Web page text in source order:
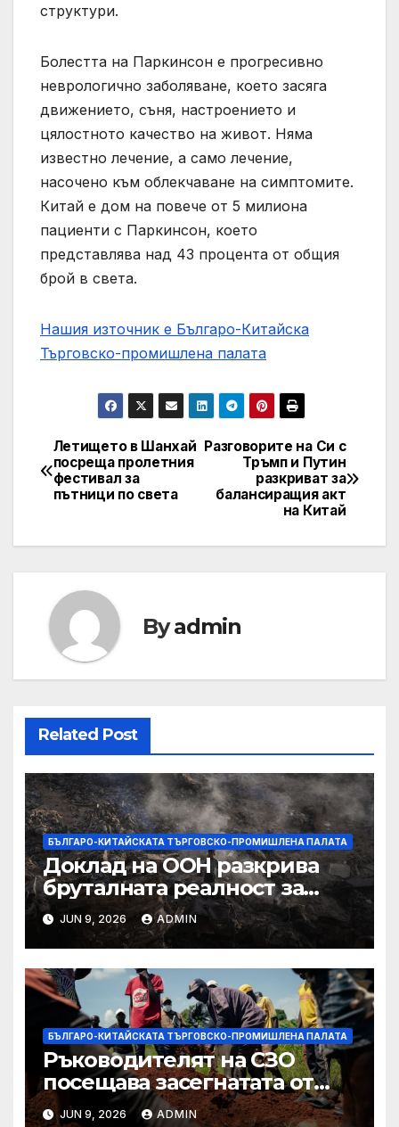
структури.
Болестта на Паркинсон е прогресивно
неврологично заболяване, което засяга
движението, съня, настроението и
цялостното качество на живот. Няма
известно лечение, а само лечение,
насочено към облекчаване на симптомите.
Китай е дом на повече от 5 милиона
пациенти с Паркинсон, което
представлява над 43 процента от общия
брой в света.
Нашия източник е Българо-Китайска
Търговско-промишлена палaта
Post
navigation
Разговорите на Си с
Тръмп и Путин
разкриват за
балансиращия акт
на Китай
Летището в Шанхай
посреща пролетния
фестивал за
пътници по света
Byadmin
Related Post
БЪЛГАРО-КИТАЙСКАТА ТЪРГОВСКО-ПРОМИШЛЕНА ПАЛАТА
Доклад на ООН разкрива
бруталната реалност за
палестинците в Газа,
Западния бряг
JUN 9, 2026 ADMIN
БЪЛГАРО-КИТАЙСКАТА ТЪРГОВСКО-ПРОМИШЛЕНА ПАЛАТА
Ръководителят на СЗО
посещава засегнатата от
Ебола Уганда, след като
JUN 9, 2026 ADMIN